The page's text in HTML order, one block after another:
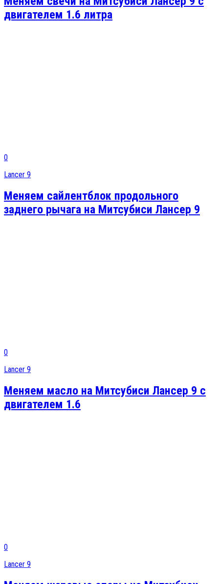
двигателем 1.6 литра
0
Lancer 9
Меняем сайлентблок продольного
заднего рычага на Митсубиси Лансер 9
0
Lancer 9
Меняем масло на Митсубиси Лансер 9 с
двигателем 1.6
0
Lancer 9